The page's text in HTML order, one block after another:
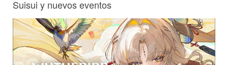
Suisui y nuevos eventos